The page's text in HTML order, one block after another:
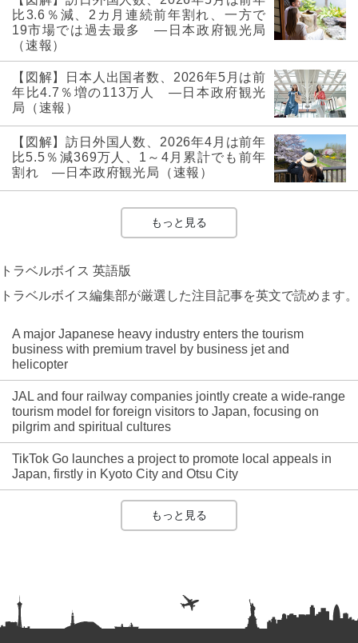
比3.6％減、2カ月連続前年割れ、一方で
19市場では過去最多 ―日本政府観光局
（速報）
【図解】日本人出国者数、2026年5月は前
年比4.7％増の113万人 ―日本政府観光
局（速報）
【図解】訪日外国人数、2026年4月は前年
比5.5％減369万人、1～4月累計でも前年
割れ ―日本政府観光局（速報）
もっと見る
トラベルボイス 英語版
トラベルボイス編集部が厳選した注目記事を英文で読めます。
A major Japanese heavy industry enters the tourism
business with premium travel by business jet and
helicopter
JAL and four railway companies jointly create a wide-range
tourism model for foreign visitors to Japan, focusing on
pilgrim and spiritual cultures
TikTok Go launches a project to promote local appeals in
Japan, firstly in Kyoto City and Otsu City
もっと見る